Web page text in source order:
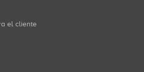
el cliente